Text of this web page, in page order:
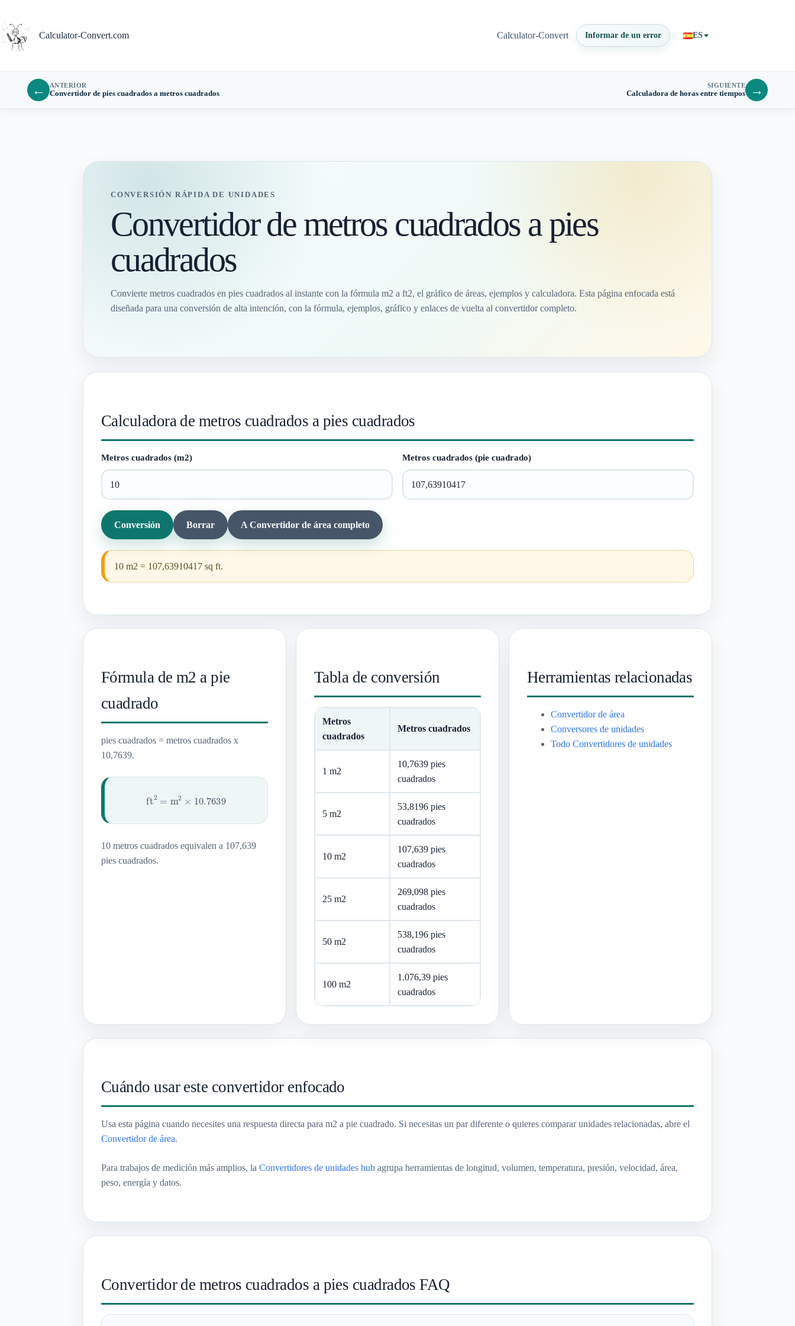
contenido
Calculator-Convert.com
Calculator-Convert Informar de un error ES
← ANTERIOR
Convertidor de pies cuadrados a metros cuadrados
SIGUIENTE
Calculadora de horas entre tiempos →
CONVERSIÓN RÁPIDA DE UNIDADES
Convertidor de metros cuadrados a pies
cuadrados
Convierte metros cuadrados en pies cuadrados al instante con la fórmula m2 a ft2, el gráfico de áreas, ejemplos y calculadora. Esta página enfocada está
diseñada para una conversión de alta intención, con la fórmula, ejemplos, gráfico y enlaces de vuelta al convertidor completo.
Calculadora de metros cuadrados a pies cuadrados
Metros cuadrados (m2) Metros cuadrados (pie cuadrado)
Conversión Borrar A Convertidor de área completo
10 m2 = 107,63910417 sq ft.
Fórmula de m2 a pie
cuadrado
pies cuadrados = metros cuadrados x
10,7639.
ft2 2× 10.7639
10 metros cuadrados equivalen a 107,639
pies cuadrados.
Tabla de conversión
Metros
cuadrados
Metros cuadrados
1 m2
10,7639 pies
cuadrados
5 m2
53,8196 pies
cuadrados
10 m2
107,639 pies
cuadrados
25 m2
269,098 pies
cuadrados
50 m2
538,196 pies
cuadrados
100 m2
1.076,39 pies
cuadrados
Herramientas relacionadas
Convertidor de área
Conversores de unidades
Todo Convertidores de unidades
Cuándo usar este convertidor enfocado
Usa esta página cuando necesites una respuesta directa para m2 a pie cuadrado. Si necesitas un par diferente o quieres comparar unidades relacionadas, abre el
Convertidor de área.
Para trabajos de medición más amplios, la Convertidores de unidades hub agrupa herramientas de longitud, volumen, temperatura, presión, velocidad, área,
peso, energía y datos.
Convertidor de metros cuadrados a pies cuadrados FAQ